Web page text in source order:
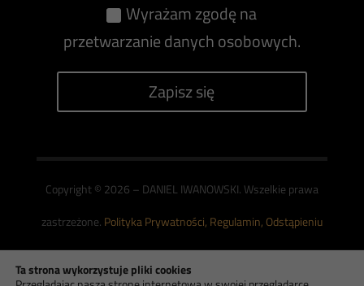
Wyrażam zgodę na
przetwarzanie danych osobowych.
Zapisz się
Copyright © 2026 – DANIEL IWANOWSKI. Wszelkie prawa
zastrzeżone. Polityka Prywatności, Regulamin, Odstąpieniu
od Umowy,Ustawienia Zgód.
Ta strona wykorzystuje pliki cookies